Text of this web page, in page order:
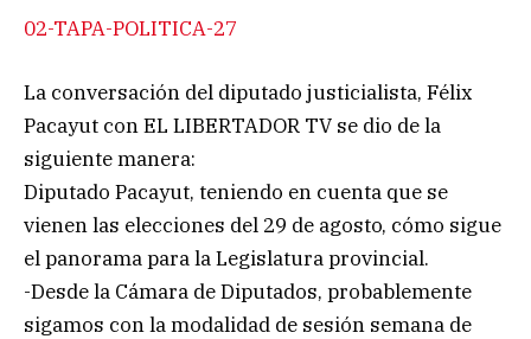
02-TAPA-POLITICA-27
La conversación del diputado justicialista, Félix
Pacayut con EL LIBERTADOR TV se dio de la
siguiente manera:
Diputado Pacayut, teniendo en cuenta que se
vienen las elecciones del 29 de agosto, cómo sigue
el panorama para la Legislatura provincial.
-Desde la Cámara de Diputados, probablemente
sigamos con la modalidad de sesión semana de